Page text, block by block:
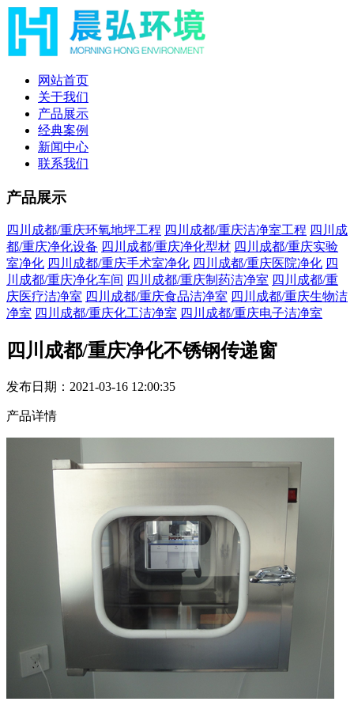
网站首页
关于我们
产品展示
经典案例
新闻中心
联系我们
产品展示
四川成都/重庆环氧地坪工程 四川成都/重庆洁净室工程 四川成
都/重庆净化设备 四川成都/重庆净化型材 四川成都/重庆实验
室净化 四川成都/重庆手术室净化 四川成都/重庆医院净化 四
川成都/重庆净化车间 四川成都/重庆制药洁净室 四川成都/重
庆医疗洁净室 四川成都/重庆食品洁净室 四川成都/重庆生物洁
净室 四川成都/重庆化工洁净室 四川成都/重庆电子洁净室
四川成都/重庆净化不锈钢传递窗
发布日期：2021-03-16 12:00:35
产品详情